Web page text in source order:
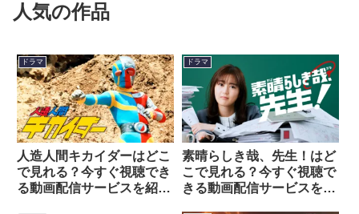
人気の作品
ドラマ
人造人間キカイダーはどこ
で見れる？今すぐ視聴でき
る動画配信サービスを紹
ドラマ
素晴らしき哉、先生！はど
こで見れる？今すぐ視聴で
きる動画配信サービスを紹